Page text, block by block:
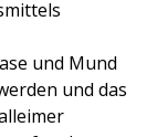
und Mund
und das